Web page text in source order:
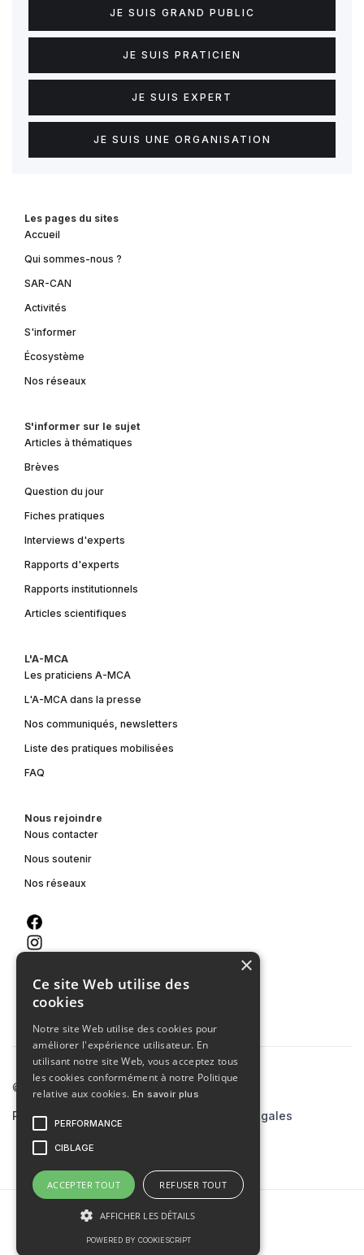
JE SUIS GRAND PUBLIC
JE SUIS PRATICIEN
JE SUIS EXPERT
JE SUIS UNE ORGANISATION
Les pages du sites
Accueil
Qui sommes-nous ?
SAR-CAN
Activités
S'informer
Écosystème
Nos réseaux
S'informer sur le sujet
Articles à thématiques
Brèves
Question du jour
Fiches pratiques
Interviews d'experts
Rapports d'experts
Rapports institutionnels
Articles scientifiques
L'A-MCA
Les praticiens A-MCA
L'A-MCA dans la presse
Nos communiqués, newsletters
Liste des pratiques mobilisées
FAQ
Nous rejoindre
Nous contacter
Nous soutenir
Nos réseaux
© 2023 Agence MCA
Politiques de confidentialité Mentions légales
×
Ce site Web utilise des
cookies
Notre site Web utilise des cookies pour
améliorer l'expérience utilisateur. En
utilisant notre site Web, vous acceptez tous
les cookies conformément à notre Politique
relative aux cookies. En savoir plus
PERFORMANCE
CIBLAGE
ACCEPTER TOUT REFUSER TOUT
AFFICHER LES DÉTAILS
POWERED BY COOKIESCRIPT